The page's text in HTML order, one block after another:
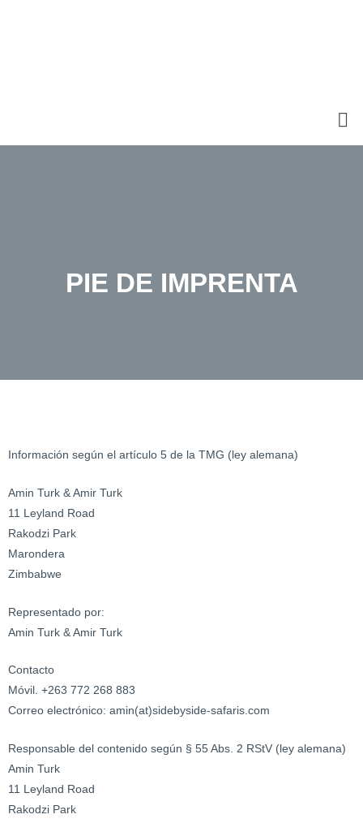
PIE DE IMPRENTA
Información según el artículo 5 de la TMG (ley alemana)
Amin Turk & Amir Turk
11 Leyland Road
Rakodzi Park
Marondera
Zimbabwe
Representado por:
Amin Turk & Amir Turk
Contacto
Móvil. +263 772 268 883
Correo electrónico: amin(at)sidebyside-safaris.com
Responsable del contenido según § 55 Abs. 2 RStV (ley alemana)
Amin Turk
11 Leyland Road
Rakodzi Park